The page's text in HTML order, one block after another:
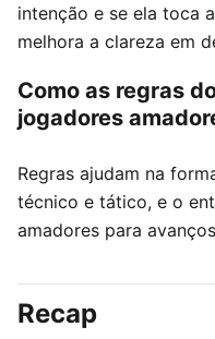
intenção e se ela toca
melhora a clareza em
Como as regras
jogadores
Regras ajudam na
técnico e tático, e o
amadores para
Recap